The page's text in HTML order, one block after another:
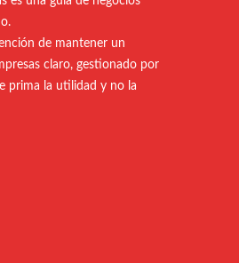
de mantener un
claro, gestionado por
prima la utilidad y no la